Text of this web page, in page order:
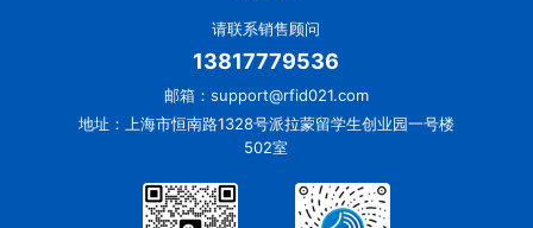
请联系销售顾问
13817779536
邮箱：support@rfid021.com
地址：上海市恒南路1328号派拉蒙留学生创业园一号楼
502室